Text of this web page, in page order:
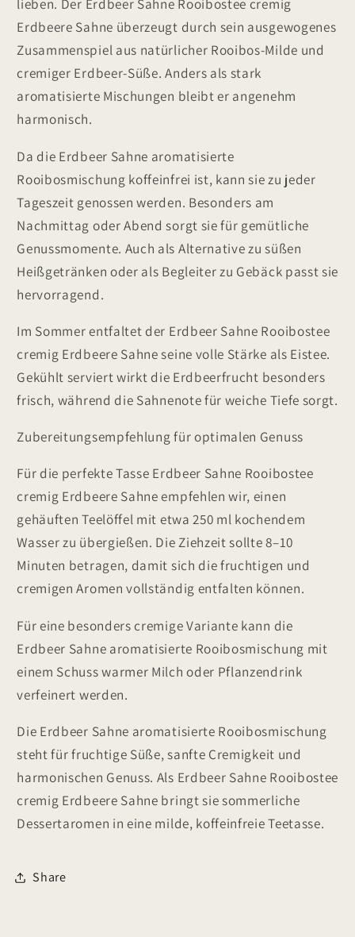
lieben. Der Erdbeer Sahne Rooibostee cremig
Erdbeere Sahne überzeugt durch sein ausgewogenes
Zusammenspiel aus natürlicher Rooibos-Milde und
cremiger Erdbeer-Süße. Anders als stark
aromatisierte Mischungen bleibt er angenehm
harmonisch.
Da die Erdbeer Sahne aromatisierte
Rooibosmischung koffeinfrei ist, kann sie zu jeder
Tageszeit genossen werden. Besonders am
Nachmittag oder Abend sorgt sie für gemütliche
Genussmomente. Auch als Alternative zu süßen
Heißgetränken oder als Begleiter zu Gebäck passt sie
hervorragend.
Im Sommer entfaltet der Erdbeer Sahne Rooibostee
cremig Erdbeere Sahne seine volle Stärke als Eistee.
Gekühlt serviert wirkt die Erdbeerfrucht besonders
frisch, während die Sahnenote für weiche Tiefe sorgt.
Zubereitungsempfehlung für optimalen Genuss
Für die perfekte Tasse Erdbeer Sahne Rooibostee
cremig Erdbeere Sahne empfehlen wir, einen
gehäuften Teelöffel mit etwa 250 ml kochendem
Wasser zu übergießen. Die Ziehzeit sollte 8–10
Minuten betragen, damit sich die fruchtigen und
cremigen Aromen vollständig entfalten können.
Für eine besonders cremige Variante kann die
Erdbeer Sahne aromatisierte Rooibosmischung mit
einem Schuss warmer Milch oder Pflanzendrink
verfeinert werden.
Die Erdbeer Sahne aromatisierte Rooibosmischung
steht für fruchtige Süße, sanfte Cremigkeit und
harmonischen Genuss. Als Erdbeer Sahne Rooibostee
cremig Erdbeere Sahne bringt sie sommerliche
Dessertaromen in eine milde, koffeinfreie Teetasse.
Share